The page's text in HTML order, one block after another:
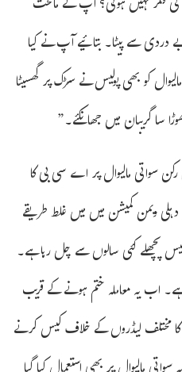
سے پیٹا۔ بتائیے آپ نے کیا
کو بھی پولیس نے سڑک پر گھسیٹا
سا گریبان میں جھانکئے۔”
سواتی مالیوال پر اے سی بی کا
ویمن کمیشن میں میں غلط طریقے
کیس پچھلے کئی سالوں سے چل رہا ہے۔
اب یہ معاملہ ختم ہونے کے قریب
مختلف لیڈروں کے خلاف کیس کرنے